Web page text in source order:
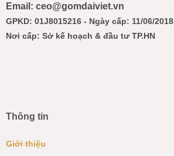
Email: ceo@gomdaiviet.vn
GPKD: 01J8015216 - Ngày cấp: 11/06/2018
Nơi cấp: Sở kế hoạch & đầu tư TP.HN
Thông tin
Giới thiệu